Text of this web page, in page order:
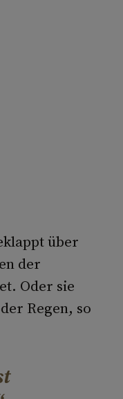
über
der
Oder sie
Regen, so